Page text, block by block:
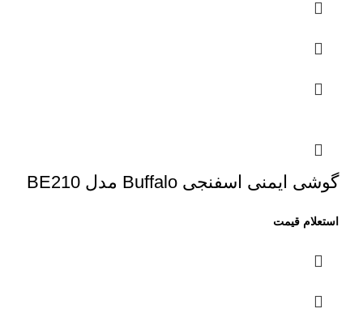
گوشی ایمنی اسفنجی Buffalo مدل BE210